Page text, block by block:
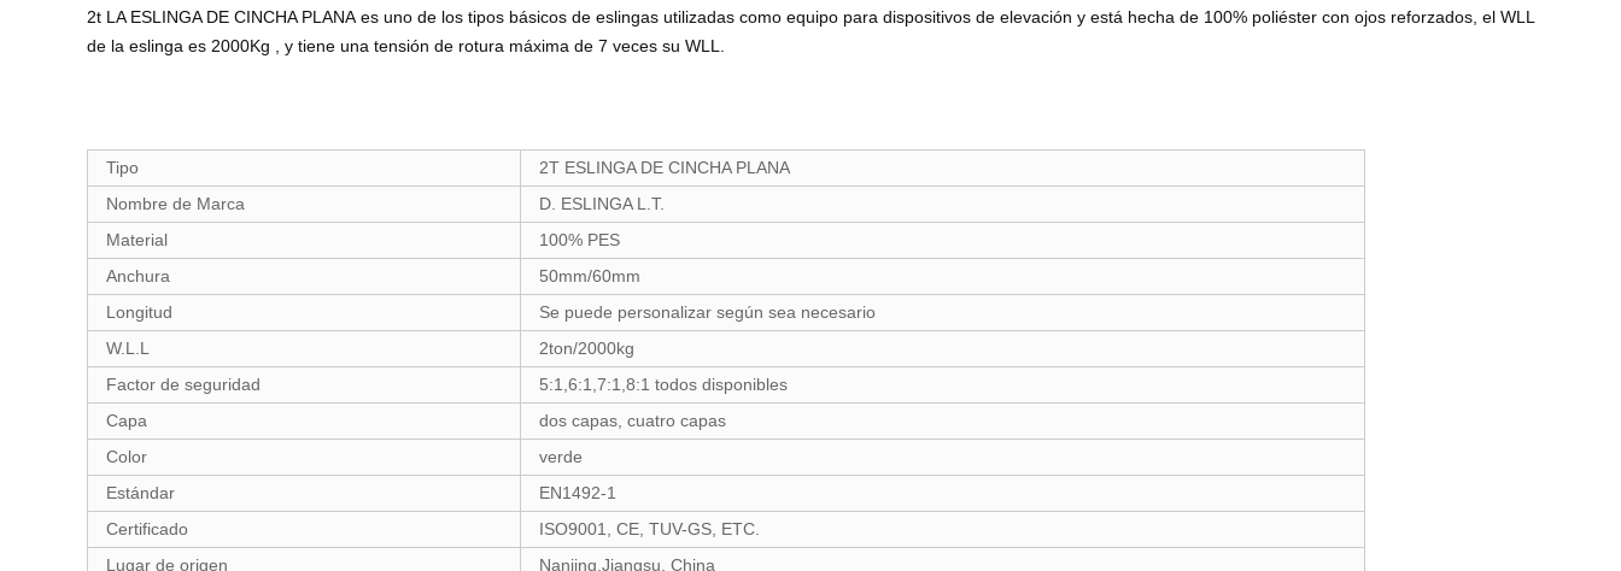
2t LA ESLINGA DE CINCHA PLANA es uno de los tipos básicos de eslingas utilizadas como equipo para dispositivos de elevación y está hecha de 100% poliéster con ojos reforzados, el WLL
de la eslinga es 2000Kg , y tiene una tensión de rotura máxima de 7 veces su WLL.
Tipo
2T ESLINGA DE CINCHA PLANA
Nombre de Marca
D. ESLINGA L.T.
Material
100% PES
Anchura
50mm/60mm
Longitud
Se puede personalizar según sea necesario
W.L.L
2ton/2000kg
Factor de seguridad
5:1,6:1,7:1,8:1 todos disponibles
Capa
dos capas, cuatro capas
Color
verde
Estándar
EN1492-1
Certificado
ISO9001, CE, TUV-GS, ETC.
Lugar de origen
Nanjing,Jiangsu, China